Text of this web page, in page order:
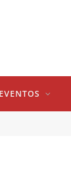
EVENTOS